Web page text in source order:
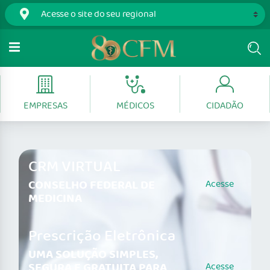
EMPRESAS MÉDICOS CIDADÃO
CRM VIRTUAL
CONSELHO FEDERAL DE
MEDICINA
Acesse
Prescrição Eletrônica
UMA SOLUÇÃO SIMPLES,
Acesse